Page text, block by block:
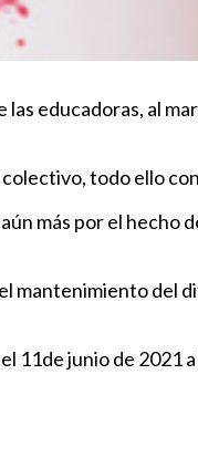
al
todo ello
más por el
del
junio de